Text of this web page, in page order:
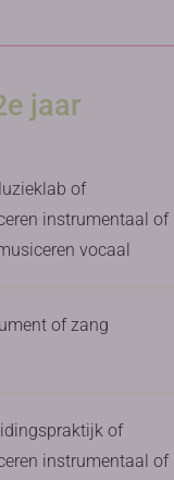
jaar
of
instrumentaal of
vocaal
of zang
of
instrumentaal of